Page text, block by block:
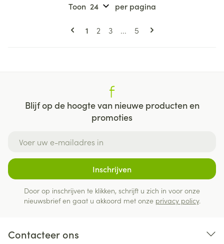
Pagina's
U lees momenteel pagina
1 Pagina
2 Pagina
3 ... Pagina
5
Toon per pagina
Blijf op de hoogte van nieuwe producten en
promoties
Inschrijven
Door op inschrijven te klikken, schrijft u zich in voor onze
nieuwsbrief en gaat u akkoord met onze privacy policy.
Contacteer ons